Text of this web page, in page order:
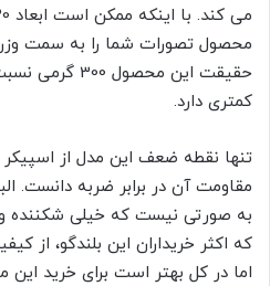
محصول تصورات شما را به سمت
حقیقت این
کمتری دارد.
تنها نقطه ضعف این مدل از اسپیکر
مقاومت آن در برابر ضربه دانست.
به صورتی نیست که خیلی شکننده
که اکثر خریداران این بلندگو، از
اما در کل بهتر است برای خرید